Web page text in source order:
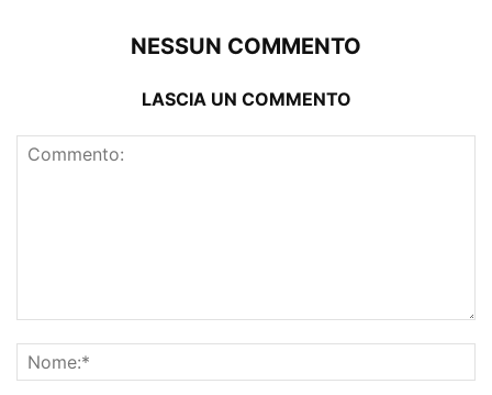
NESSUN COMMENTO
LASCIA UN COMMENTO